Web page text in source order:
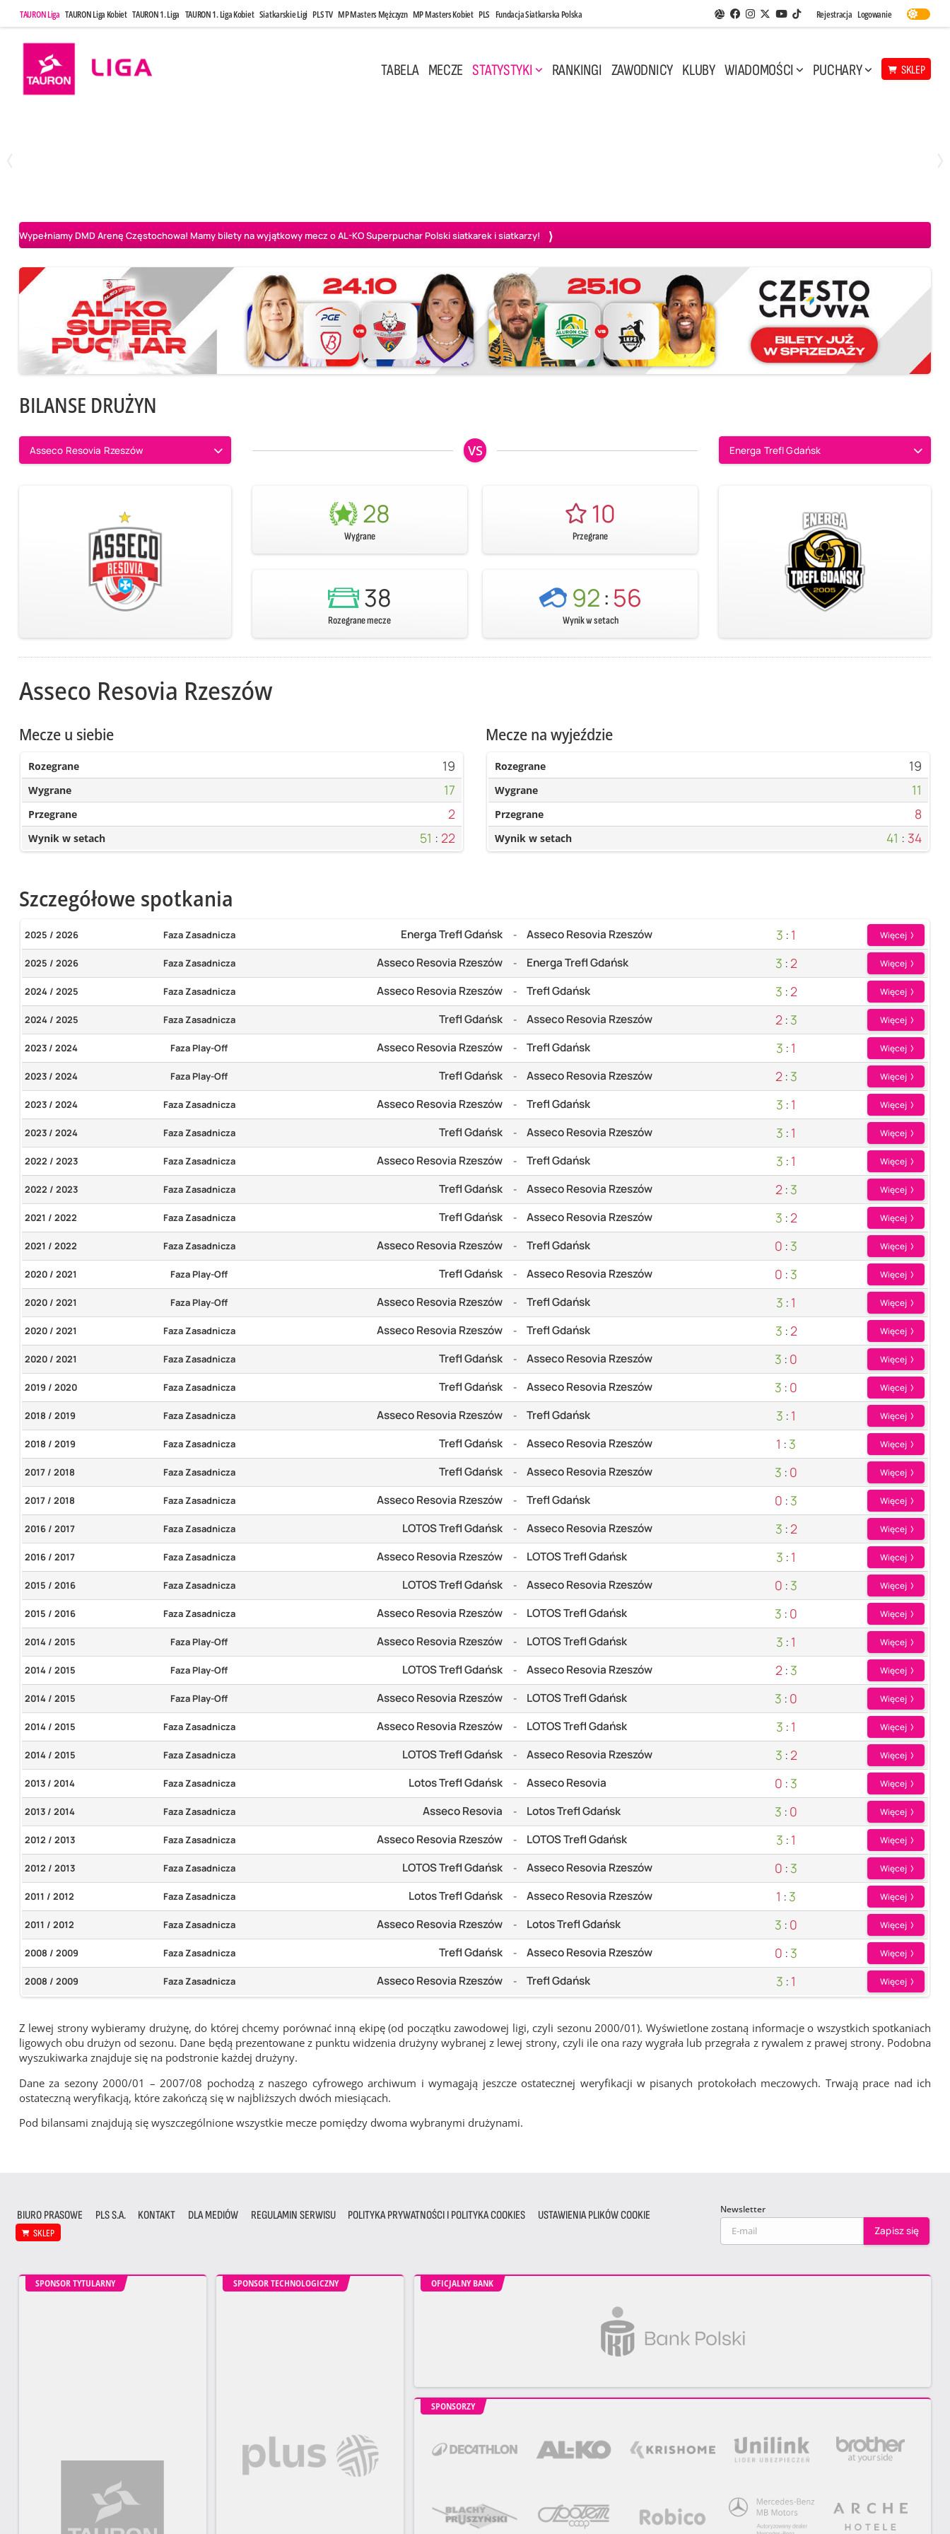
TAURON Liga TAURON Liga Kobiet TAURON 1. Liga TAURON 1. Liga Kobiet Siatkarskie Ligi PLS TV MP Masters Mężczyzn MP Masters Kobiet PLS Fundacja Siatkarska Polska Aplikacja Siatkarskie Ligi
Facebook
Instagram
Twitter
Youtube
TikTok
Rejestracja Logowanie
TABELA MECZE STATYSTYKI RANKINGI ZAWODNICY KLUBY WIADOMOŚCI PUCHARY SKLEP
Wypełniamy DMD Arenę Częstochowa! Mamy bilety na wyjątkowy mecz o AL-KO Superpuchar Polski siatkarek i siatkarzy!
BILANSE DRUŻYN
Asseco Resovia Rzeszów VS Energa Trefl Gdańsk
28
Wygrane
10
Przegrane
38
Rozegrane mecze
92:56
Wynik w setach
Asseco Resovia Rzeszów
Mecze u siebie
Rozegrane 19
Wygrane 17
Przegrane 2
Wynik w setach 51 : 22
Mecze na wyjeździe
Rozegrane 19
Wygrane 11
Przegrane 8
Wynik w setach 41 : 34
Szczegółowe spotkania
2025 / 2026 Faza Zasadnicza Energa Trefl Gdańsk - Asseco Resovia Rzeszów 3 : 1 Więcej
2025 / 2026 Faza Zasadnicza Asseco Resovia Rzeszów - Energa Trefl Gdańsk 3 : 2 Więcej
2024 / 2025 Faza Zasadnicza Asseco Resovia Rzeszów - Trefl Gdańsk 3 : 2 Więcej
2024 / 2025 Faza Zasadnicza Trefl Gdańsk - Asseco Resovia Rzeszów 2 : 3 Więcej
2023 / 2024 Faza Play-Off Asseco Resovia Rzeszów - Trefl Gdańsk 3 : 1 Więcej
2023 / 2024 Faza Play-Off Trefl Gdańsk - Asseco Resovia Rzeszów 2 : 3 Więcej
2023 / 2024 Faza Zasadnicza Asseco Resovia Rzeszów - Trefl Gdańsk 3 : 1 Więcej
2023 / 2024 Faza Zasadnicza Trefl Gdańsk - Asseco Resovia Rzeszów 3 : 1 Więcej
2022 / 2023 Faza Zasadnicza Asseco Resovia Rzeszów - Trefl Gdańsk 3 : 1 Więcej
2022 / 2023 Faza Zasadnicza Trefl Gdańsk - Asseco Resovia Rzeszów 2 : 3 Więcej
2021 / 2022 Faza Zasadnicza Trefl Gdańsk - Asseco Resovia Rzeszów 3 : 2 Więcej
2021 / 2022 Faza Zasadnicza Asseco Resovia Rzeszów - Trefl Gdańsk 0 : 3 Więcej
2020 / 2021 Faza Play-Off Trefl Gdańsk - Asseco Resovia Rzeszów 0 : 3 Więcej
2020 / 2021 Faza Play-Off Asseco Resovia Rzeszów - Trefl Gdańsk 3 : 1 Więcej
2020 / 2021 Faza Zasadnicza Asseco Resovia Rzeszów - Trefl Gdańsk 3 : 2 Więcej
2020 / 2021 Faza Zasadnicza Trefl Gdańsk - Asseco Resovia Rzeszów 3 : 0 Więcej
2019 / 2020 Faza Zasadnicza Trefl Gdańsk - Asseco Resovia Rzeszów 3 : 0 Więcej
2018 / 2019 Faza Zasadnicza Asseco Resovia Rzeszów - Trefl Gdańsk 3 : 1 Więcej
2018 / 2019 Faza Zasadnicza Trefl Gdańsk - Asseco Resovia Rzeszów 1 : 3 Więcej
2017 / 2018 Faza Zasadnicza Trefl Gdańsk - Asseco Resovia Rzeszów 3 : 0 Więcej
2017 / 2018 Faza Zasadnicza Asseco Resovia Rzeszów - Trefl Gdańsk 0 : 3 Więcej
2016 / 2017 Faza Zasadnicza LOTOS Trefl Gdańsk - Asseco Resovia Rzeszów 3 : 2 Więcej
2016 / 2017 Faza Zasadnicza Asseco Resovia Rzeszów - LOTOS Trefl Gdańsk 3 : 1 Więcej
2015 / 2016 Faza Zasadnicza LOTOS Trefl Gdańsk - Asseco Resovia Rzeszów 0 : 3 Więcej
2015 / 2016 Faza Zasadnicza Asseco Resovia Rzeszów - LOTOS Trefl Gdańsk 3 : 0 Więcej
2014 / 2015 Faza Play-Off Asseco Resovia Rzeszów - LOTOS Trefl Gdańsk 3 : 1 Więcej
2014 / 2015 Faza Play-Off LOTOS Trefl Gdańsk - Asseco Resovia Rzeszów 2 : 3 Więcej
2014 / 2015 Faza Play-Off Asseco Resovia Rzeszów - LOTOS Trefl Gdańsk 3 : 0 Więcej
2014 / 2015 Faza Zasadnicza Asseco Resovia Rzeszów - LOTOS Trefl Gdańsk 3 : 1 Więcej
2014 / 2015 Faza Zasadnicza LOTOS Trefl Gdańsk - Asseco Resovia Rzeszów 3 : 2 Więcej
2013 / 2014 Faza Zasadnicza Lotos Trefl Gdańsk - Asseco Resovia 0 : 3 Więcej
2013 / 2014 Faza Zasadnicza Asseco Resovia - Lotos Trefl Gdańsk 3 : 0 Więcej
2012 / 2013 Faza Zasadnicza Asseco Resovia Rzeszów - LOTOS Trefl Gdańsk 3 : 1 Więcej
2012 / 2013 Faza Zasadnicza LOTOS Trefl Gdańsk - Asseco Resovia Rzeszów 0 : 3 Więcej
2011 / 2012 Faza Zasadnicza Lotos Trefl Gdańsk - Asseco Resovia Rzeszów 1 : 3 Więcej
2011 / 2012 Faza Zasadnicza Asseco Resovia Rzeszów - Lotos Trefl Gdańsk 3 : 0 Więcej
2008 / 2009 Faza Zasadnicza Trefl Gdańsk - Asseco Resovia Rzeszów 0 : 3 Więcej
2008 / 2009 Faza Zasadnicza Asseco Resovia Rzeszów - Trefl Gdańsk 3 : 1 Więcej
Z lewej strony wybieramy drużynę, do której chcemy porównać inną ekipę (od początku zawodowej ligi, czyli sezonu 2000/01). Wyświetlone zostaną informacje o wszystkich spotkaniach
ligowych obu drużyn od sezonu. Dane będą prezentowane z punktu widzenia drużyny wybranej z lewej strony, czyli ile ona razy wygrała lub przegrała z rywalem z prawej strony. Podobna
wyszukiwarka znajduje się na podstronie każdej drużyny.
Dane za sezony 2000/01 – 2007/08 pochodzą z naszego cyfrowego archiwum i wymagają jeszcze ostatecznej weryfikacji w pisanych protokołach meczowych. Trwają prace nad ich
ostateczną weryfikacją, które zakończą się w najbliższych dwóch miesiącach.
Pod bilansami znajdują się wyszczególnione wszystkie mecze pomiędzy dwoma wybranymi drużynami.
BIURO PRASOWE PLS S.A. KONTAKT DLA MEDIÓW REGULAMIN SERWISU POLITYKA PRYWATNOŚCI I POLITYKA COOKIES USTAWIENIA PLIKÓW COOKIE
SKLEP
Newsletter
SPONSOR TYTULARNY SPONSOR TECHNOLOGICZNY OFICJALNY BANK
SPONSORZY